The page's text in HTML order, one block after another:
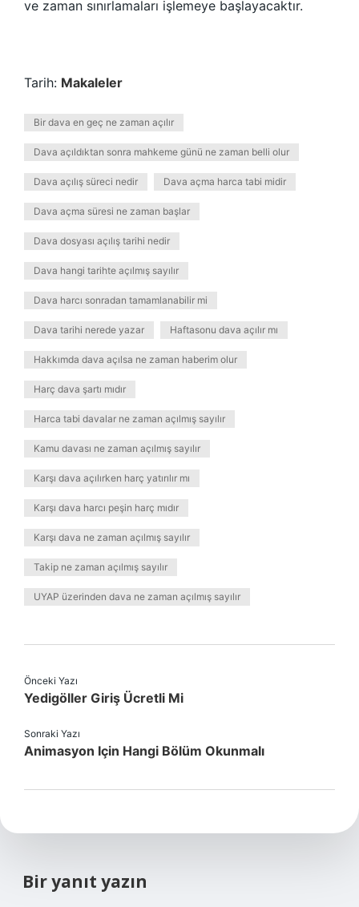
ve zaman sınırlamaları işlemeye başlayacaktır.
Tarih: Makaleler
Bir dava en geç ne zaman açılır
Dava açıldıktan sonra mahkeme günü ne zaman belli olur
Dava açılış süreci nedir Dava açma harca tabi midir
Dava açma süresi ne zaman başlar
Dava dosyası açılış tarihi nedir
Dava hangi tarihte açılmış sayılır
Dava harcı sonradan tamamlanabilir mi
Dava tarihi nerede yazar Haftasonu dava açılır mı
Hakkımda dava açılsa ne zaman haberim olur
Harç dava şartı mıdır
Harca tabi davalar ne zaman açılmış sayılır
Kamu davası ne zaman açılmış sayılır
Karşı dava açılırken harç yatırılır mı
Karşı dava harcı peşin harç mıdır
Karşı dava ne zaman açılmış sayılır
Takip ne zaman açılmış sayılır
UYAP üzerinden dava ne zaman açılmış sayılır
Önceki Yazı
Yedigöller Giriş Ücretli Mi
Sonraki Yazı
Animasyon Için Hangi Bölüm Okunmalı
Bir yanıt yazın